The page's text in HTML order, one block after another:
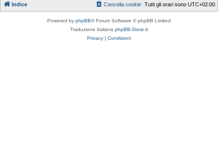
Indice Tutti gli orari sono UTC+02:00
Cancella cookie
Powered by phpBB® Forum Software © phpBB Limited
Traduzione Italiana phpBB-Store.it
Privacy | Condizioni